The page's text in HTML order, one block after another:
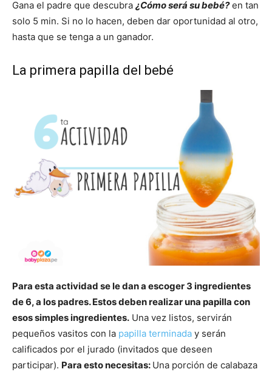
Gana el padre que descubra ¿Cómo será su bebé?en tan
solo 5 min. Si no lo hacen, deben dar oportunidad al otro,
hasta que se tenga a un ganador.
La primera papilla del bebé
Para esta actividad se le dan a escoger 3 ingredientes
de 6, a los padres. Estos deben realizar una papilla con
esos simples ingredientes. Una vez listos, servirán
pequeños vasitos con la papilla terminada y serán
calificados por el jurado (invitados que deseen
participar). Para esto necesitas: Una porción de calabaza